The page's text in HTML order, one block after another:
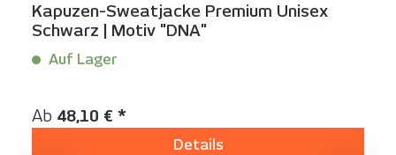
Kapuzen-Sweatjacke Premium Unisex
Schwarz | Motiv "DNA"
Auf Lager
Regulärer Preis:
Ab 48,10 € *
Details